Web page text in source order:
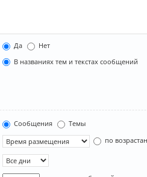
Да
Нет
В названиях тем и текстах сообщений
Сообщения
Темы
по